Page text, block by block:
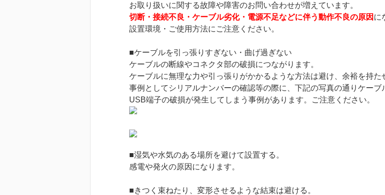
お取り扱いに関する故障や障害のお問い合わせが増えています。
切断・接続不良・ケーブル劣化・電源不足などに伴う動作不良の原因 に
設置環境・ご使用方法にご注意ください。
■ケーブルを引っ張りすぎない・曲げ過ぎない
ケーブルの断線やコネクタ部の破損につながります。
ケーブルに無理な力や引っ張りがかかるような方法は避け、余裕を持た
事例としてシリアルナンバーの確認等の際に、下記の写真の通りケーブ
USB端子の破損が発生してしまう事例があります。ご注意ください。
■湿気や水気のある場所を避けて設置する。
感電や発火の原因になります。
■きつく束ねたり、変形させるような結束は避ける。